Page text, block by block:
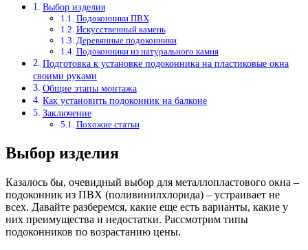
Выбор изделия
Подоконники ПВХ
Искусственный камень
Деревянные подоконники
Подоконники из натурального камня
Подготовка к установке подоконника на пластиковые окна
своими руками
Общие этапы монтажа
Как установить подоконник на балконе
Заключение
Похожие статьи
Выбор изделия
Казалось бы, очевидный выбор для металлопластового окна –
подоконник из ПВХ (поливинилхлорида) – устраивает не
всех. Давайте разберемся, какие еще есть варианты, какие у
них преимущества и недостатки. Рассмотрим типы
подоконников по возрастанию цены.